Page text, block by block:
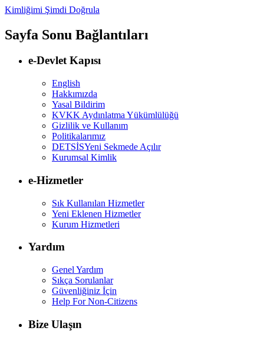
Kimliğimi Şimdi Doğrula
Sayfa Sonu Bağlantıları
e-Devlet Kapısı
English
Hakkımızda
Yasal Bildirim
KVKK Aydınlatma Yükümlülüğü
Gizlilik ve Kullanım
Politikalarımız
DETSİSYeni Sekmede Açılır
Kurumsal Kimlik
e-Hizmetler
Sık Kullanılan Hizmetler
Yeni Eklenen Hizmetler
Kurum Hizmetleri
Yardım
Genel Yardım
Sıkça Sorulanlar
Güvenliğiniz İçin
Help For Non-Citizens
Bize Ulaşın